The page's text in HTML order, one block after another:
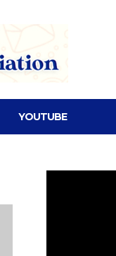
YOUTUBE